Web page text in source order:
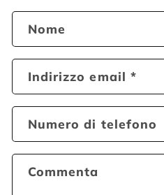
Nome
Indirizzo email*
Numero di telefono
Commenta